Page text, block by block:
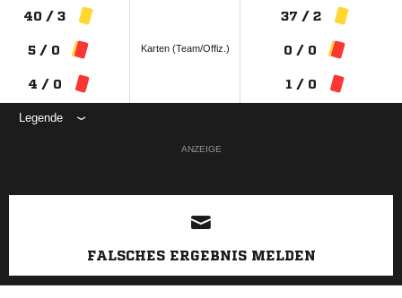
40 / 3
5 / 0
4 / 0
Karten (Team/Offiz.)
37 / 2
0 / 0
1 / 0
Legende
ANZEIGE
FALSCHES ERGEBNIS MELDEN